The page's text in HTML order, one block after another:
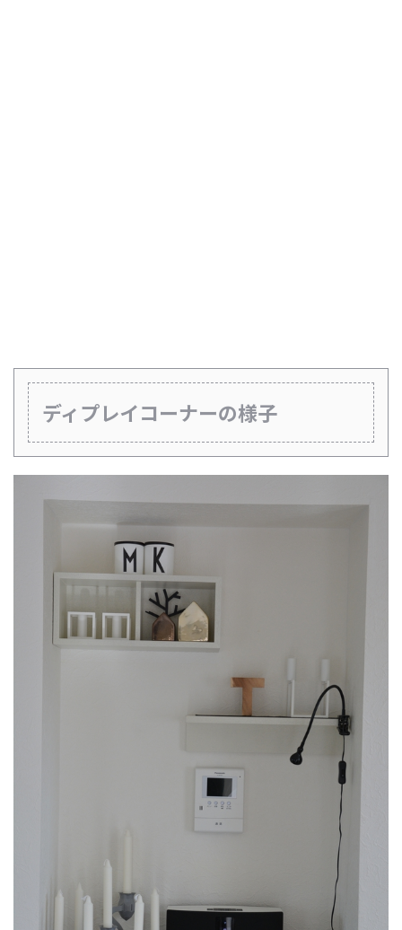
ディプレイコーナーの様子